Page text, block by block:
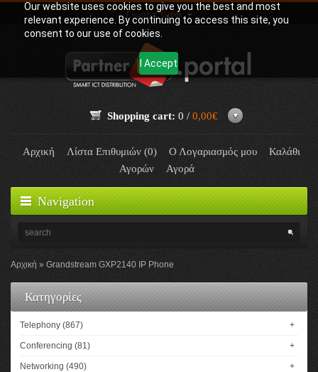
Our website uses cookies to give you the best and most
relevant experience. By continuing to access this site, you
consent to our use of cookies.
I Accept
Γλώσσα:Greek
Shopping cart: 0 / 0,00€
Αρχική Λίστα Επιθυμιών (0) Ο Λογαριασμός μου
Καλάθι
Αγορών
Αγορά
Navigation
Αρχική Grandstream GXP2140 IP Phone
Κατηγορίες
Telephony (867) +
Conferencing (81) +
Networking (490) +